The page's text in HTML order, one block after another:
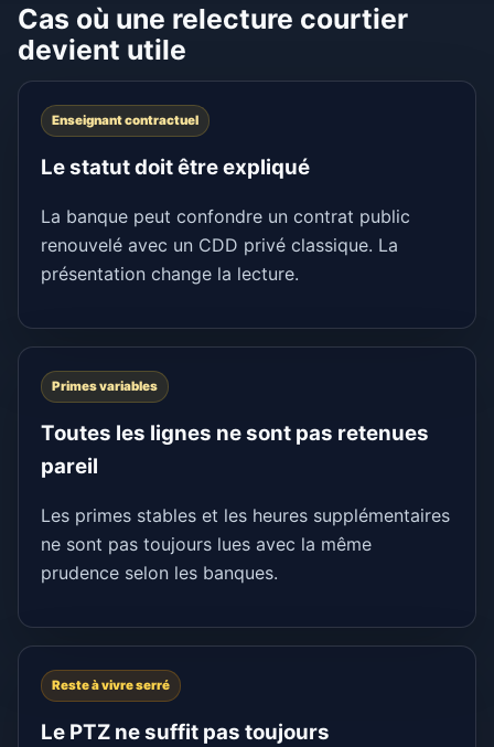
Cas où une relecture courtier
devient utile
Enseignant contractuel
Le statut doit être expliqué
La banque peut confondre un contrat public
renouvelé avec un CDD privé classique. La
présentation change la lecture.
Primes variables
Toutes les lignes ne sont pas retenues
pareil
Les primes stables et les heures supplémentaires
ne sont pas toujours lues avec la même
prudence selon les banques.
Reste à vivre serré
Le PTZ ne suffit pas toujours